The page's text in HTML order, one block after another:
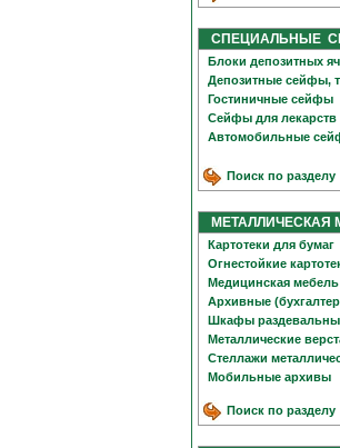
СПЕЦИАЛЬНЫЕ
Блоки депозитных
Депозитные сейфы,
Гостиничные сейфы
Сейфы для лекарств
Автомобильные
Поиск по разделу
МЕТАЛЛИЧЕСКАЯ
Картотеки для бумаг
Огнестойкие
Медицинская мебель
Архивные
Шкафы
Металлические
Стеллажи
Мобильные архивы
Поиск по разделу